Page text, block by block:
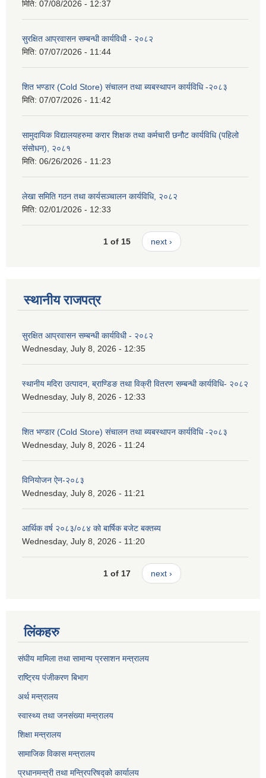
मिति: 07/08/2026 - 12:37
सुरक्षित आप्रवासन सम्बन्धी कार्यविधी - २०८२
मिति: 07/07/2026 - 11:44
शित भण्डार (Cold Store) संचालन तथा ब्यबस्थापन कार्यविधि -२०८३
मिति: 07/07/2026 - 11:42
सामुदायिक विद्यालयहरुमा करार शिक्षक तथा कर्मचारी छनौट कार्यविधि (पहिलो
संसोधन), २०८१
मिति: 06/26/2026 - 11:23
लेखा समिति गठन तथा कार्यसञ्चालन कार्यविधि, २०८२
मिति: 02/01/2026 - 12:33
1 of 15 next ›
स्थानीय राजपत्र
सुरक्षित आप्रवासन सम्बन्धी कार्यविधी - २०८२
Wednesday, July 8, 2026 - 12:35
स्थानीय मदिरा उत्पादन, ब्राण्डिङ तथा विक्री वितरण सम्बन्धी कार्यविधि- २०८२
Wednesday, July 8, 2026 - 12:33
शित भण्डार (Cold Store) संचालन तथा ब्यबस्थापन कार्यविधि -२०८३
Wednesday, July 8, 2026 - 11:24
विनियोजन ऐन-२०८३
Wednesday, July 8, 2026 - 11:21
आर्थिक वर्ष २०८३/०८४ को बार्षिक बजेट बक्तब्य
Wednesday, July 8, 2026 - 11:20
1 of 17 next ›
लिंकहरु
संघीय मामिला तथा सामान्य प्रसाशन मन्त्रालय
राष्ट्रिय पंजीकरण बिभाग
अर्थ मन्त्रालय
स्वास्थ्य तथा जनसंख्या मन्त्रालय
शिक्षा मन्त्रालय
सामाजिक विकास मन्त्रालय
प्रधानमन्त्री तथा मन्त्रिपरिषद्को कार्यालय